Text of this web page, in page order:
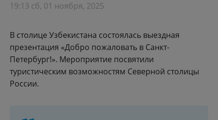
19:13 сб, 01 ноября, 2025
В столице Узбекистана состоялась выездная
презентация «Добро пожаловать в Санкт-
Петербург!». Мероприятие посвятили
туристическим возможностям Северной столицы
России.